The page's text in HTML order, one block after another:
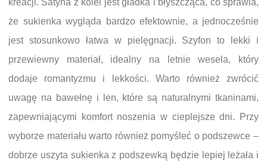
że sukienka wygląda bardzo efektownie, a jednocześnie
jest stosunkowo łatwa w pielęgnacji. Szyfon to lekki i
przewiewny materiał, idealny na letnie wesela, który
dodaje romantyzmu i lekkości. Warto również zwrócić
uwagę na bawełnę i len, które są naturalnymi tkaninami,
zapewniającymi komfort noszenia w cieplejsze dni. Przy
wyborze materiału warto również pomyśleć o podszewce –
dobrze uszyta sukienka z podszewką będzie lepiej leżała i